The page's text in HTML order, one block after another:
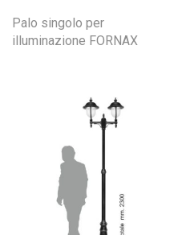
Palo singolo per
illuminazione FORNAX